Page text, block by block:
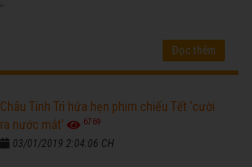
Đọc thêm
Châu Tinh Trì hứa hẹn phim chiếu Tết 'cười
ra nước mắt'
6769
03/01/2019 2:04:06 CH